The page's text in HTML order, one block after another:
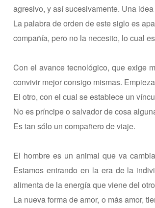
agresivo, y así sucesivamente. Una
La palabra de orden de este siglo es
compañía, pero no la necesito, lo cual
Con el avance tecnológico, que exige
convivir mejor consigo mismas.
El otro, con el cual se establece un
No es príncipe o salvador de cosa
Es tan sólo un compañero de viaje.
El hombre es un animal que va
Estamos entrando en la era de la
alimenta de la energía que viene del
La nueva forma de amor, o más amor,